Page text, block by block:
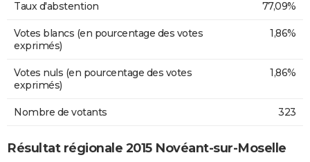
Taux d'abstention 77,09%
Votes blancs (en pourcentage des votes
exprimés)
1,86%
Votes nuls (en pourcentage des votes
exprimés)
1,86%
Nombre de votants 323
Résultat régionale 2015 Novéant-sur-Moselle